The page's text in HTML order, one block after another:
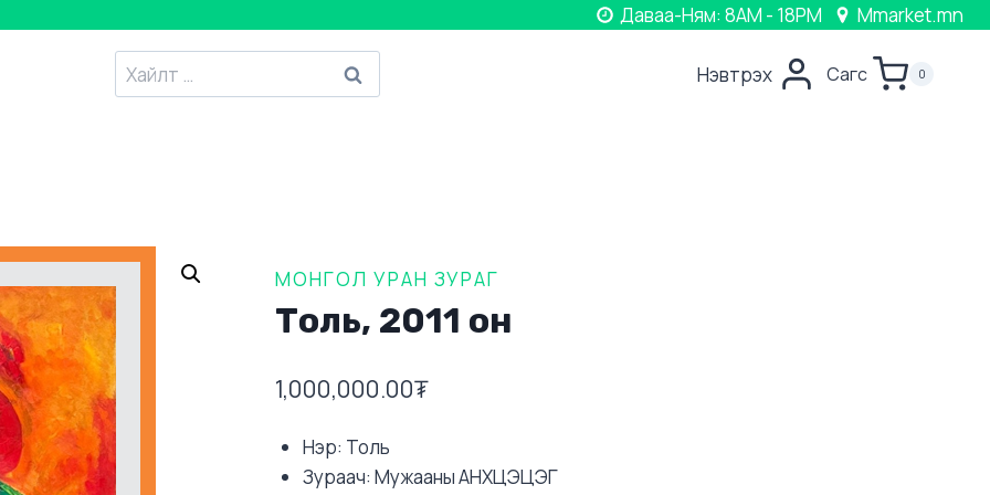
Даваа-Ням: 8AM - 18PM Mmarket.mn
Хайлтанд
:
Нэвтрэх Сагс 0
МОНГОЛ УРАН ЗУРАГ
Толь, 2011 он
1,000,000.00₮
Нэр: Толь
Зураач: Мужааны АНХЦЭЦЭГ